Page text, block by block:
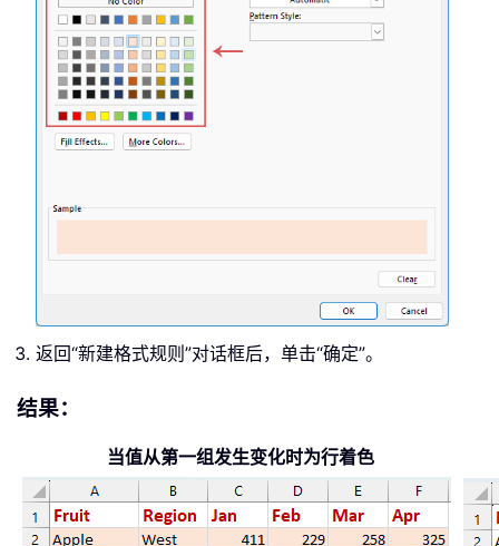
返回“新建格式规则”对话框后，单击“确定”。
结果：
当值从第一组发生变化时为行着色